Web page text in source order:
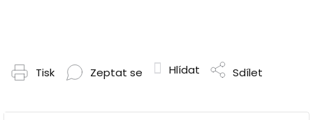
Tisk Zeptat se Hlídat Sdílet